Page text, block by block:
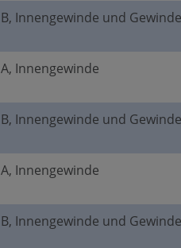
B, Innengewinde und
A, Innengewinde
B, Innengewinde und
A, Innengewinde
B, Innengewinde und